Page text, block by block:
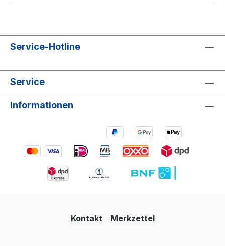
Service-Hotline
Service
Informationen
Kontakt Merkzettel